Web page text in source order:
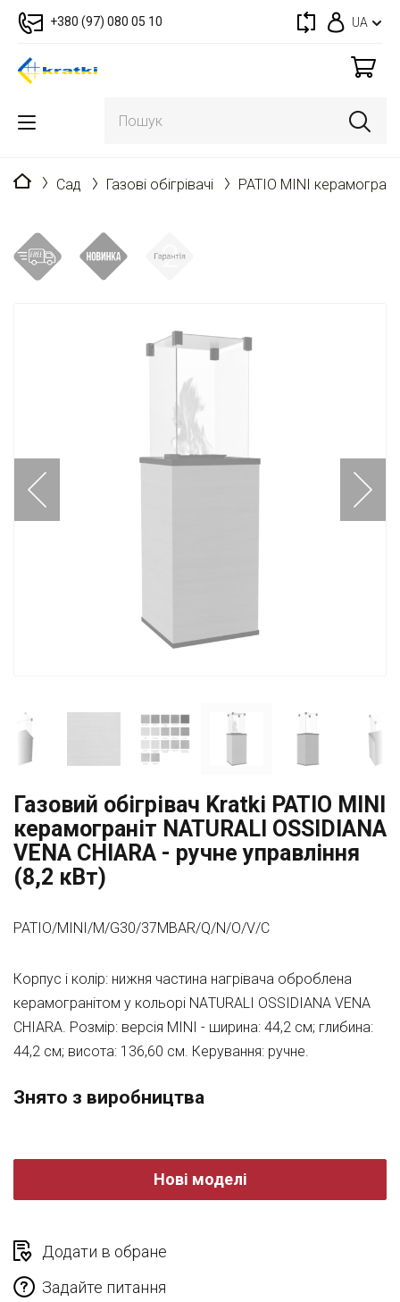
+380 (97) 080 05 10 UA
Головна
Cад Газові обігрівачі PATIO MINI
Газовий обігрівач Kratki PATIO MINI
керамограніт NATURALI OSSIDIANA
VENA CHIARA - ручне управління
(8,2 кВт)
PATIO/MINI/M/G30/37MBAR/Q/N/O/V/C
Корпус і колір: нижня частина нагрівача оброблена
керамогранітом у кольорі NАTURАLI ОSSIDIАNА VENА
СHIАRА. Розмір: версія MINI - ширина: 44,2 см; глибина:
44,2 см; висота: 136,60 см. Керування: ручне.
Знято з виробництва
Нові моделі
Додати в обране
Задайте питання